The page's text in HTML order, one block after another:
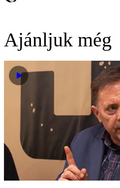
Ajánljuk még